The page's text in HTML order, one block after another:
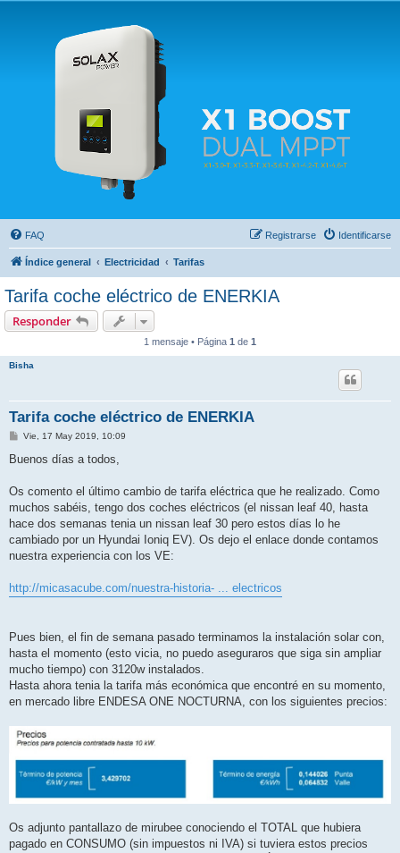
Solax FAQ
Lugar para intercambiar dudas sobre inversores solares Solax y temas relacionados.
FAQ Identificarse
Registrarse
Índice general Electricidad Tarifas
Tarifa coche eléctrico de ENERKIA
Responder
1 mensaje • Página 1 de 1
Bisha
Tarifa coche eléctrico de ENERKIA
M
n
j
Vie, 17 May 2019, 10:09
Buenos días a todos,
Os comento el último cambio de tarifa eléctrica que he realizado. Como
muchos sabéis, tengo dos coches eléctricos (el nissan leaf 40, hasta
hace dos semanas tenia un nissan leaf 30 pero estos días lo he
cambiado por un Hyundai Ioniq EV). Os dejo el enlace donde contamos
nuestra experiencia con los VE:
http://micasacube.com/nuestra-historia- ... electricos
Pues bien, el fin de semana pasado terminamos la instalación solar con,
hasta el momento (esto vicia, no puedo aseguraros que siga sin ampliar
mucho tiempo) con 3120w instalados.
Hasta ahora tenia la tarifa más económica que encontré en su momento,
en mercado libre ENDESA ONE NOCTURNA, con los siguientes precios:
Os adjunto pantallazo de mirubee conociendo el TOTAL que hubiera
pagado en CONSUMO (sin impuestos ni IVA) si tuviera estos precios